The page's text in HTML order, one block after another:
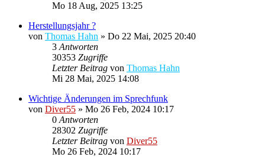
Mo 18 Aug, 2025 13:25
Herstellungsjahr ?
von Thomas Hahn » Do 22 Mai, 2025 20:40
3 Antworten
30353 Zugriffe
Letzter Beitrag von Thomas Hahn
Mi 28 Mai, 2025 14:08
Wichtige Änderungen im Sprechfunk
von Diver55 » Mo 26 Feb, 2024 10:17
0 Antworten
28302 Zugriffe
Letzter Beitrag von Diver55
Mo 26 Feb, 2024 10:17